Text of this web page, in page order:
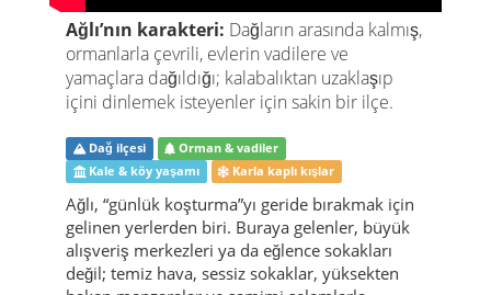
Dağ ilçesi
Orman & vadiler
Kale & köy yaşamı
Karla kaplı kışlar
Ağlı, “günlük koşturma”yı geride bırakmak için
gelinen yerlerden biri. Buraya gelenler, büyük
alışveriş merkezleri ya da eğlence sokakları
değil; temiz hava, sessiz sokaklar, yüksekten
bakan manzaralar ve samimi selamlarla
karşılaşmak ister.
Ağlı ilçesi hakkında